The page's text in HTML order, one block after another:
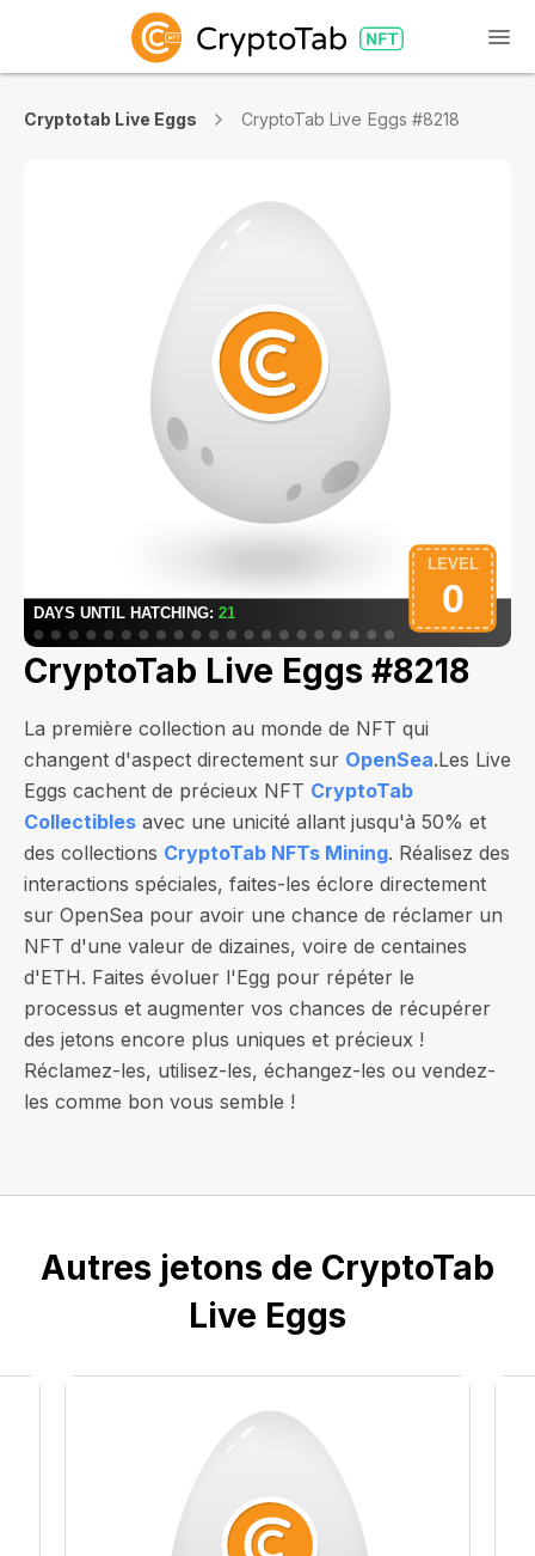
Cryptotab Live Eggs CryptoTab Live Eggs #8218
CryptoTab Live Eggs #8218
La première collection au monde de NFT qui
changent d'aspect directement sur OpenSea.Les Live
Eggs cachent de précieux NFT CryptoTab
Collectibles avec une unicité allant jusqu'à 50% et
des collections CryptoTab NFTs Mining. Réalisez des
interactions spéciales, faites-les éclore directement
sur OpenSea pour avoir une chance de réclamer un
NFT d'une valeur de dizaines, voire de centaines
d'ETH. Faites évoluer l'Egg pour répéter le
processus et augmenter vos chances de récupérer
des jetons encore plus uniques et précieux !
Réclamez-les, utilisez-les, échangez-les ou vendez-
les comme bon vous semble !
Autres jetons de CryptoTab
Live Eggs